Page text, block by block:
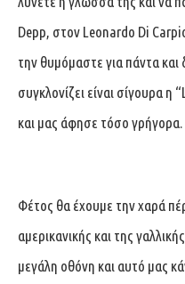
Depp, στον Leonardo Di
την θυμόμαστε για πάντα
συγκλονίζει είναι σίγουρα
και μας άφησε τόσο γρήγορα.
Φέτος θα έχουμε την χαρά
αμερικανικής και της
μεγάλη οθόνη και αυτό μας